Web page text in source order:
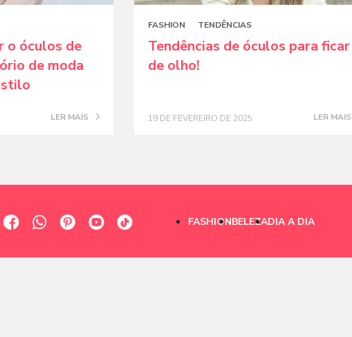
o óculos de
de moda
LER MAIS
FASHION TENDÊNCIAS
Tendências de óculos para ficar
de olho!
19 DE FEVEREIRO DE 2025 LER MAIS
FASHIONBELEZADIA A DIA